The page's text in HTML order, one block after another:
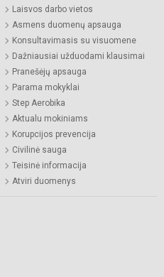
Laisvos darbo vietos
Asmens duomenų apsauga
Konsultavimasis su visuomene
Dažniausiai užduodami klausimai
Pranešėjų apsauga
Parama mokyklai
Step Aerobika
Aktualu mokiniams
Korupcijos prevencija
Civilinė sauga
Teisinė informacija
Atviri duomenys